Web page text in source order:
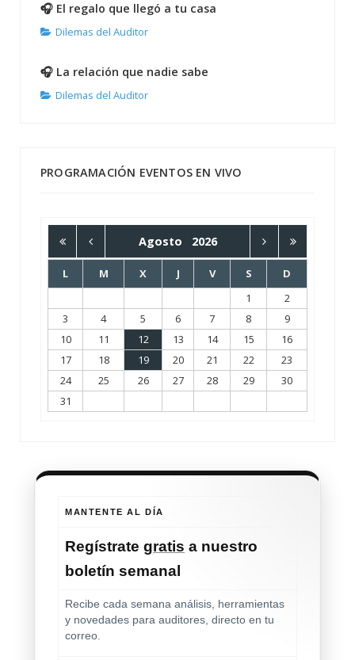
🎧 El regalo que llegó a tu casa
Dilemas del Auditor
🎧 La relación que nadie sabe
Dilemas del Auditor
PROGRAMACIÓN EVENTOS EN VIVO
Agosto 2026
L M X J V S
D
1
2
3
4 5 6 7 8
9
10
11 12 13 14 15
16
17
18 19 20 21 22
23
24
25 26 27 28 29
30
31
MANTENTE AL DÍA
Regístrate gratis a nuestro
boletín semanal
Recibe cada semana análisis, herramientas
y novedades para auditores, directo en tu
correo.